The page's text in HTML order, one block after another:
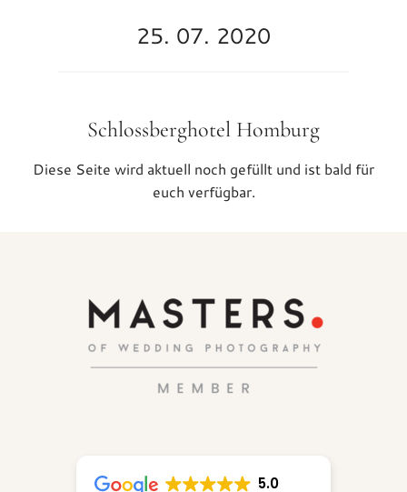
25. 07. 2020
Schlossberghotel Homburg
Diese Seite wird aktuell noch gefüllt und ist bald für
euch verfügbar.
5.0